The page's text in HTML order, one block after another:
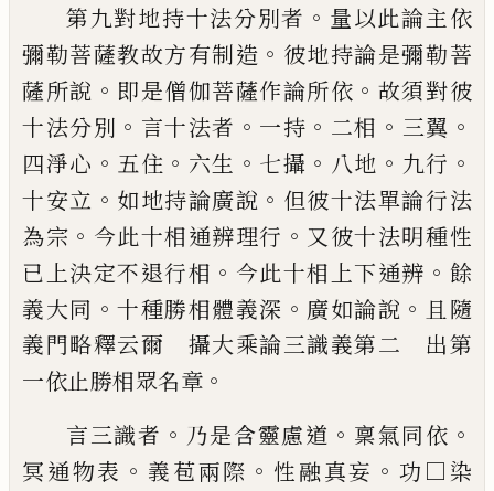
第九對地持十法分別者 。 量以此論主依
彌勒菩薩教故方有制造 。 彼地持論是彌勒菩
薩所說 。 即是僧伽菩薩作論所依 。 故須對彼
十法分別 。 言十法者 。 一持 。 二相 。 三翼 。
四淨心 。 五住 。 六生 。 七攝 。 八地 。 九行 。
十安立 。 如地持論廣說 。 但彼十法單論行法
為宗 。 今此十相通辨理行 。 又彼十法明種性
已上決定不退行相 。 今此十相上下通辨 。 餘
義大同 。十種勝相體義深 。 廣如論說 。 且隨
義門略釋云爾 攝大乘論三識義第二 出第
一依止勝相眾名章 。
言三識者 。 乃是含靈慮道 。 稟氣同依 。
冥通物表 。 義苞兩際 。 性融真妄 。 功□染